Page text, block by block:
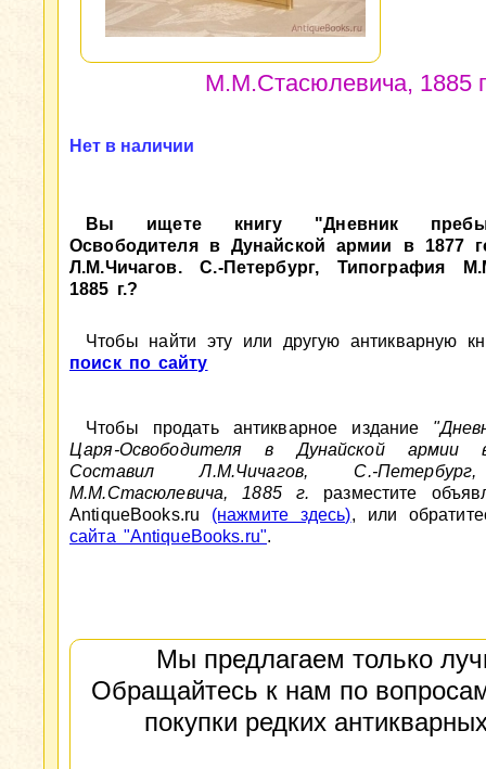
М.М.Стасюлевича, 1885
Нет в наличии
Вы ищете книгу "Дневник
Освободителя в Дунайской армии в 1877
Л.М.Чичагов. С.-Петербург, Типография
1885 г.?
Чтобы найти эту или другую антикварную
поиск по сайту
Чтобы продать антикварное издание
Царя-Освободителя в Дунайской
Составил Л.М.Чичагов, С.-
М.М.Стасюлевича, 1885 г. разместите
AntiqueBooks.ru (нажмите здесь), или
сайта "AntiqueBooks.ru".
Мы предлагаем только
Обращайтесь к нам по
покупки редких